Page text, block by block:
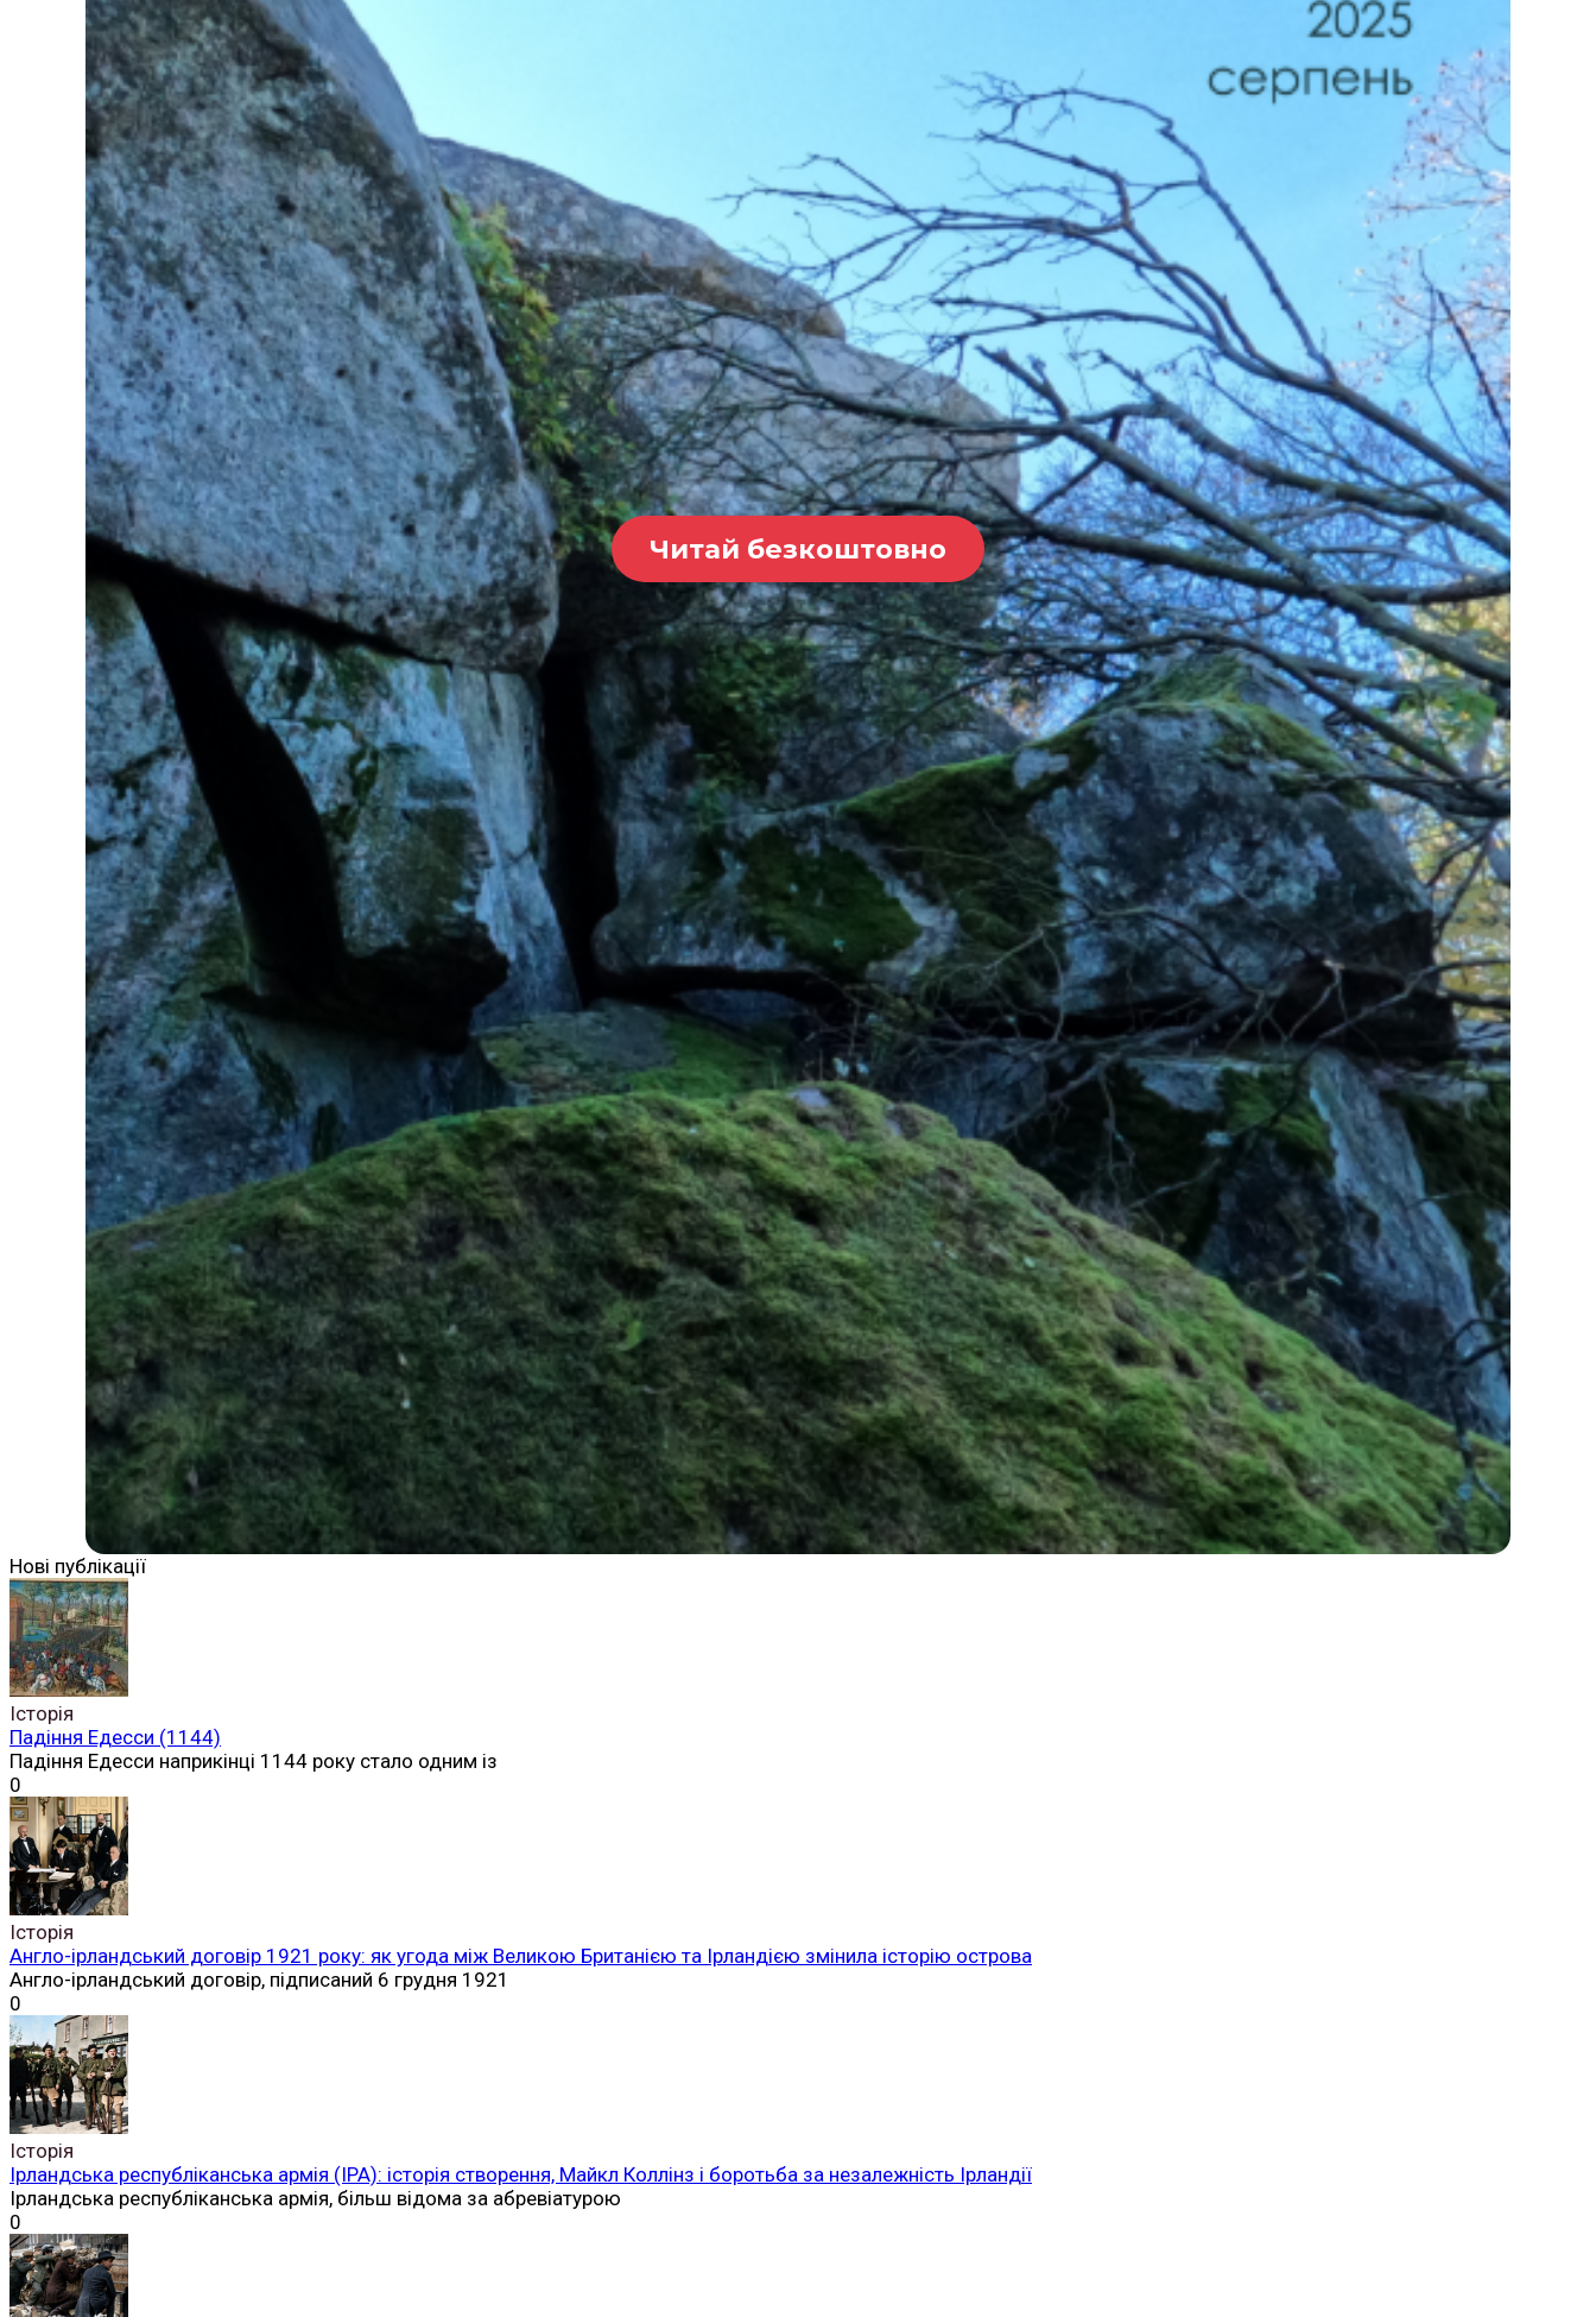
Читай безкоштовно
Нові публікації
Історія
Падіння Едесси (1144)
Падіння Едесси наприкінці 1144 року стало одним із
0
Історія
Англо-ірландський договір 1921 року: як угода між Великою Британією та Ірландією змінила історію острова
Англо-ірландський договір, підписаний 6 грудня 1921
0
Історія
Ірландська республіканська армія (ІРА): історія створення, Майкл Коллінз і боротьба за незалежність Ірландії
Ірландська республіканська армія, більш відома за абревіатурою
0